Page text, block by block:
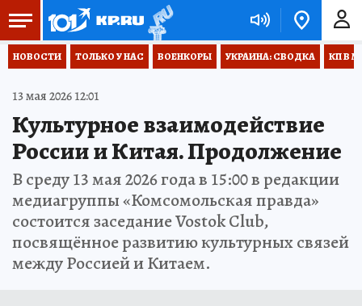
НОВОСТИ ТОЛЬКО У НАС ВОЕНКОРЫ УКРАИНА: СВОДКА КП В
13 мая 2026 12:01
Культурное взаимодействие
России и Китая. Продолжение
В среду 13 мая 2026 года в 15:00 в редакции
медиагруппы «Комсомольская правда»
состоится заседание Vostok Club,
посвящённое развитию культурных связей
между Россией и Китаем.